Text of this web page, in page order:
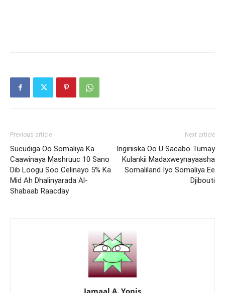
Previous article
Sucudiga Oo Somaliya Ka
Caawinaya Mashruuc 10 Sano
Dib Loogu Soo Celinayo 5% Ka
Mid Ah Dhalinyarada Al-
Shabaab Raacday
Next article
Ingiriiska Oo U Sacabo Tumay
Kulankii Madaxweynayaasha
Somaliland Iyo Somaliya Ee
Djibouti
Jamaal A. Yonis